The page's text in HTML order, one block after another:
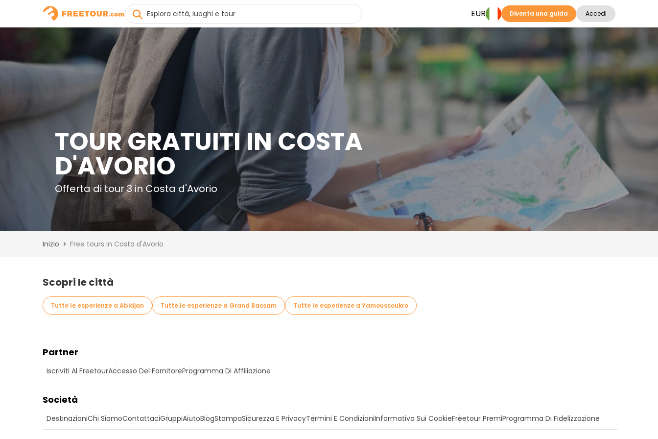
EUR Diventa una guida Accedi
TOUR GRATUITI IN COSTA
D'AVORIO
Offerta di tour 3 in Costa d'Avorio
Inizio Free tours in Costa d'Avorio
Scopri le città
Tutte le esperienze a Abidjan Tutte le esperienze a Grand Bassam Tutte le esperienze a Yamoussoukro
Partner
Iscriviti Al FreetourAccesso Del FornitoreProgramma Di Affiliazione
Società
DestinazioniChi SiamoContattaciGruppiAiutoBlogStampaSicurezza E PrivacyTermini E CondizioniInformativa Sui CookieFreetour PremiProgramma Di Fidelizzazione